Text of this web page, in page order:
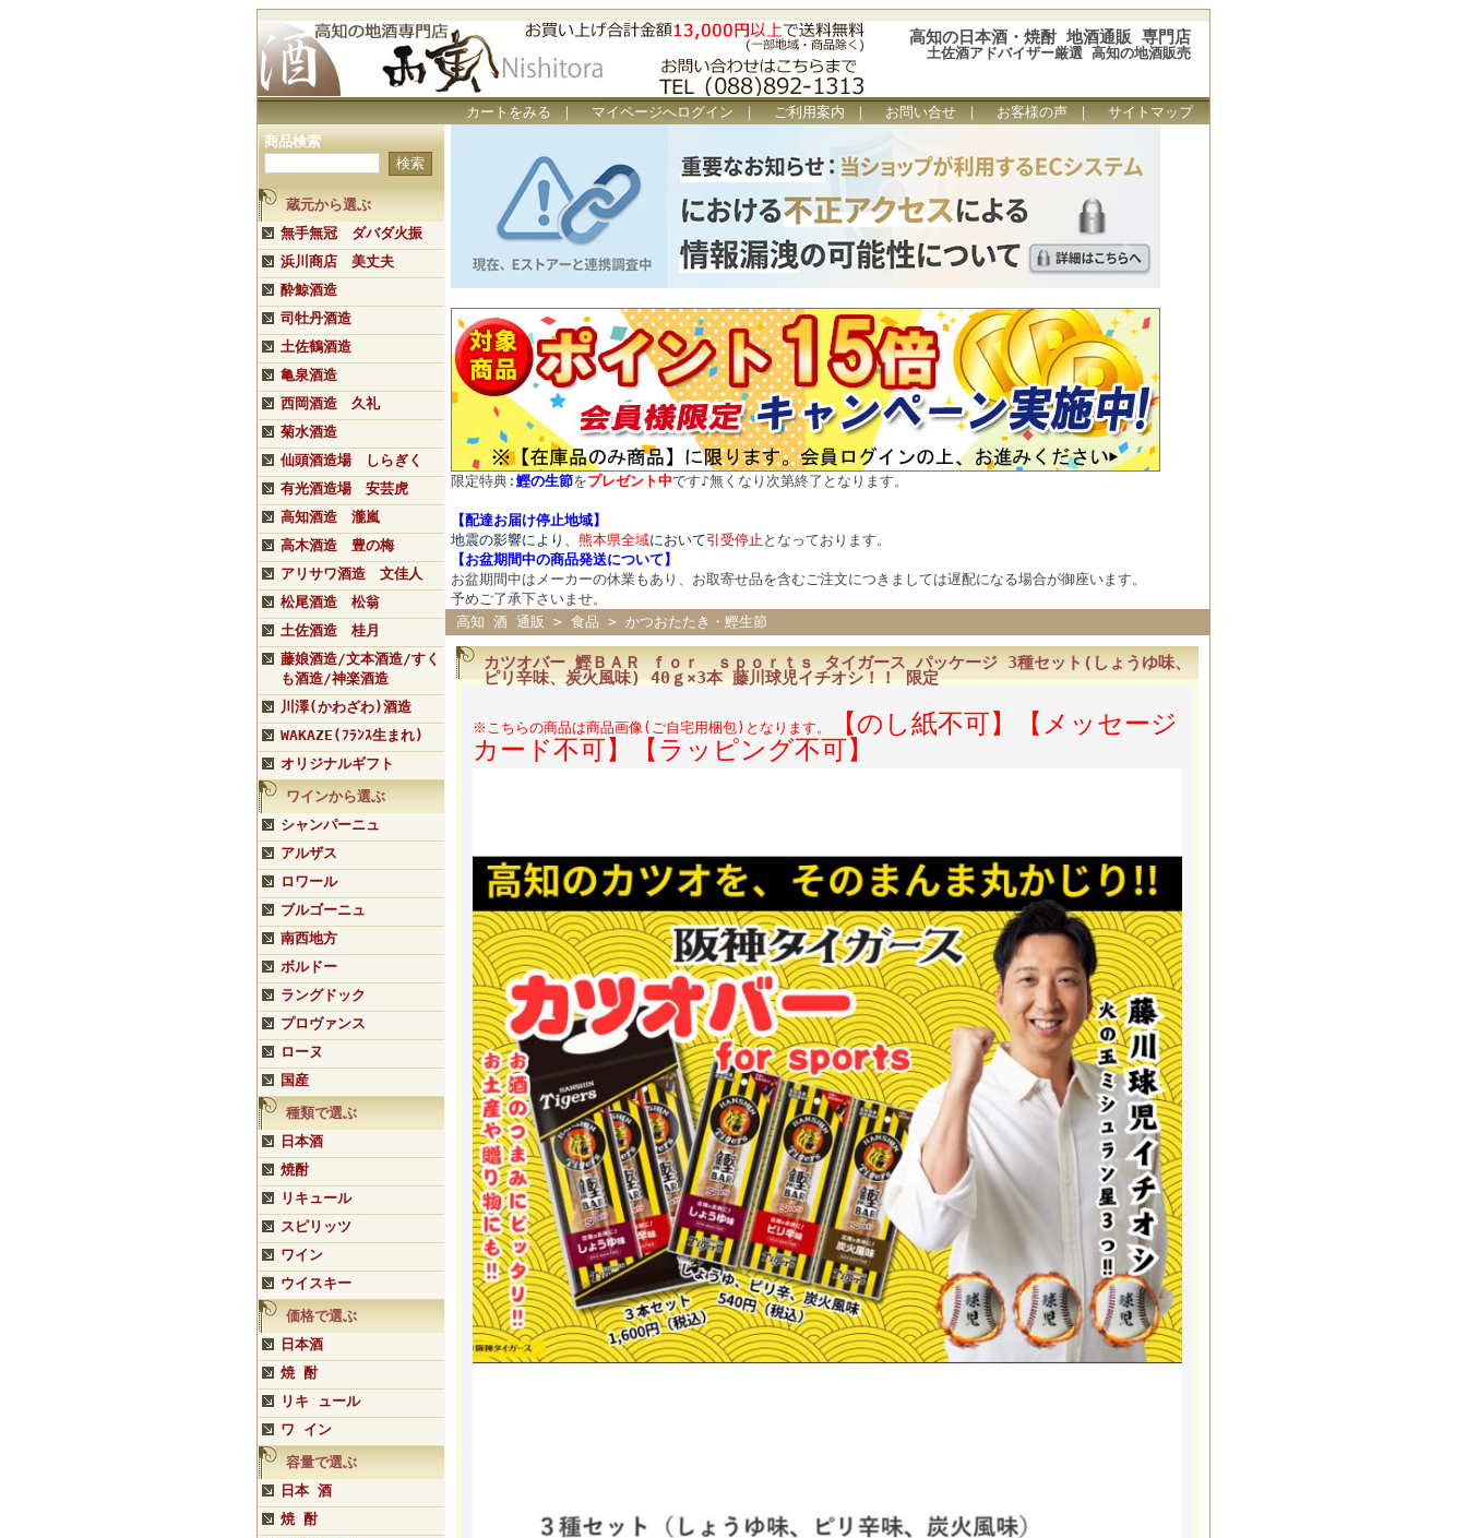
高知の日本酒・焼酎 地酒通販 専門店
土佐酒アドバイザー厳選 高知の地酒販売
カートをみる ｜ マイページへログイン ｜ ご利用案内 ｜ お問い合せ ｜ お客様の声 ｜
サイトマップ
商品検索
蔵元から選ぶ
無手無冠 ダバダ火振
浜川商店 美丈夫
酔鯨酒造
司牡丹酒造
土佐鶴酒造
亀泉酒造
西岡酒造 久礼
菊水酒造
仙頭酒造場 しらぎく
有光酒造場 安芸虎
高知酒造 瀧嵐
高木酒造 豊の梅
アリサワ酒造 文佳人
松尾酒造 松翁
土佐酒造 桂月
藤娘酒造/文本酒造/すく
も酒造/神楽酒造
川澤(かわざわ)酒造
WAKAZE(ﾌﾗﾝｽ生まれ)
オリジナルギフト
ワインから選ぶ
シャンパーニュ
アルザス
ロワール
ブルゴーニュ
南西地方
ボルドー
ラングドック
プロヴァンス
ローヌ
国産
種類で選ぶ
日本酒
焼酎
リキュール
スピリッツ
ワイン
ウイスキー
価格で選ぶ
日本酒
焼 酎
リキ ュール
ワ イン
容量で選ぶ
日本 酒
焼 酎
限定特典: 鰹の生節をプレゼント中です♪無くなり次第終了となります。
【配達お届け停止地域】
地震の影響により、 熊本県全域において引受停止 となっております。
【お盆期間中の商品発送について 】
お盆期間中はメーカーの休業もあり、お取寄せ品を含むご注文につきましては遅配になる場合が御座います。
予めご了承下さいませ。
高知 酒 通販
> 食品 > かつおたたき・鰹生節
カツオバー 鰹ＢＡＲ ｆｏｒ ｓｐｏｒｔｓ タイガース パッケージ 3種セット(しょうゆ味、
ピリ辛味、炭火風味) 40ｇ×3本 藤川球児イチオシ！！ 限定
※こちらの商品は商品画像(ご自宅用梱包)となります。
【のし紙不可】【メッセージ
カード不可】【ラッピング不可】